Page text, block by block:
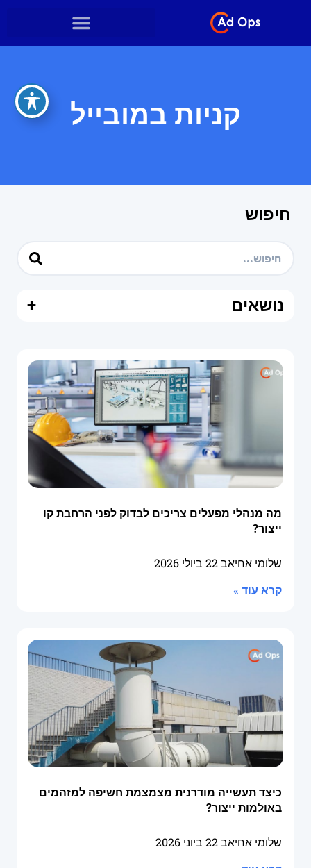
קניות במובייל
חיפוש
נושאים +
מה מנהלי מפעלים צריכים לבדוק לפני הרחבת קו
ייצור?
שלומי אחיאב22 ביולי 2026
קרא עוד »
כיצד תעשייה מודרנית מצמצמת חשיפה למזהמים
באולמות ייצור?
שלומי אחיאב22 ביוני 2026